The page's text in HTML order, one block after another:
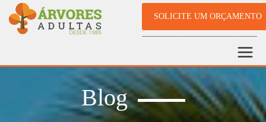
SOLICITE UM ORÇAMENTO
Blog